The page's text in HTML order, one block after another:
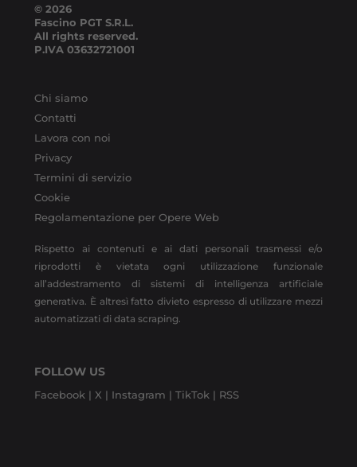
© 2026
Fascino PGT S.R.L.
All rights reserved.
P.IVA 03632721001
Chi siamo
Contatti
Lavora con noi
Privacy
Termini di servizio
Cookie
Regolamentazione per Opere Web
Rispetto ai contenuti e ai dati personali trasmessi e/o
riprodotti è vietata ogni utilizzazione funzionale
all’addestramento di sistemi di intelligenza artificiale
generativa. È altresì fatto divieto espresso di utilizzare mezzi
automatizzati di data scraping.
FOLLOW US
Facebook | X | Instagram | TikTok | RSS